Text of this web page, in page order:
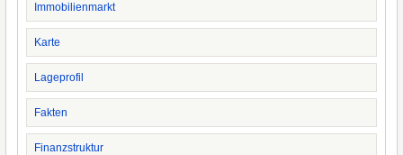
Immobilienmarkt
Karte
Lageprofil
Fakten
Finanzstruktur